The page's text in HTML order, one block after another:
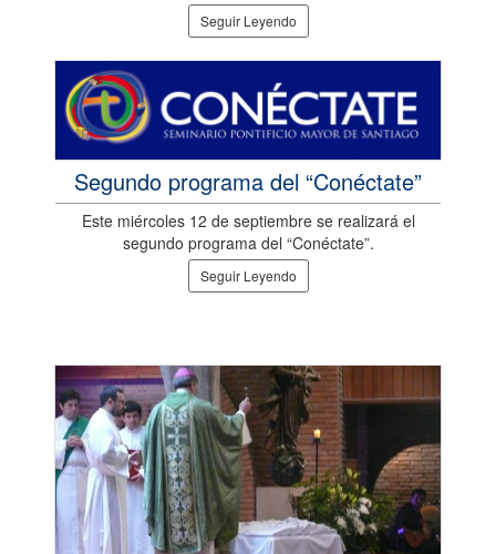
Seguir Leyendo
Segundo programa del “Conéctate”
Este miércoles 12 de septiembre se realizará el
segundo programa del “Conéctate”.
Seguir Leyendo